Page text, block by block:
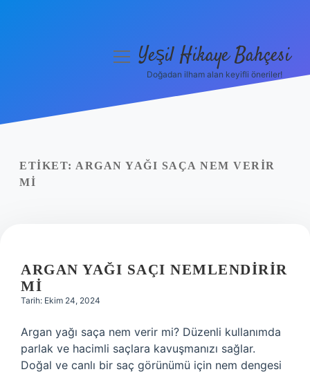
Yasal Uyarı
menüyüYeşil Hikaye Bahçesi
Doğadan ilham alan keyifli öneriler!
ETIKET: ARGAN YAĞI SAÇA NEM VERIR
MI
ARGAN YAĞI SAÇI NEMLENDIRIR
MI
Tarih: Ekim 24, 2024
Argan yağı saça nem verir mi? Düzenli kullanımda
parlak ve hacimli saçlara kavuşmanızı sağlar.
Doğal ve canlı bir saç görünümü için nem dengesi